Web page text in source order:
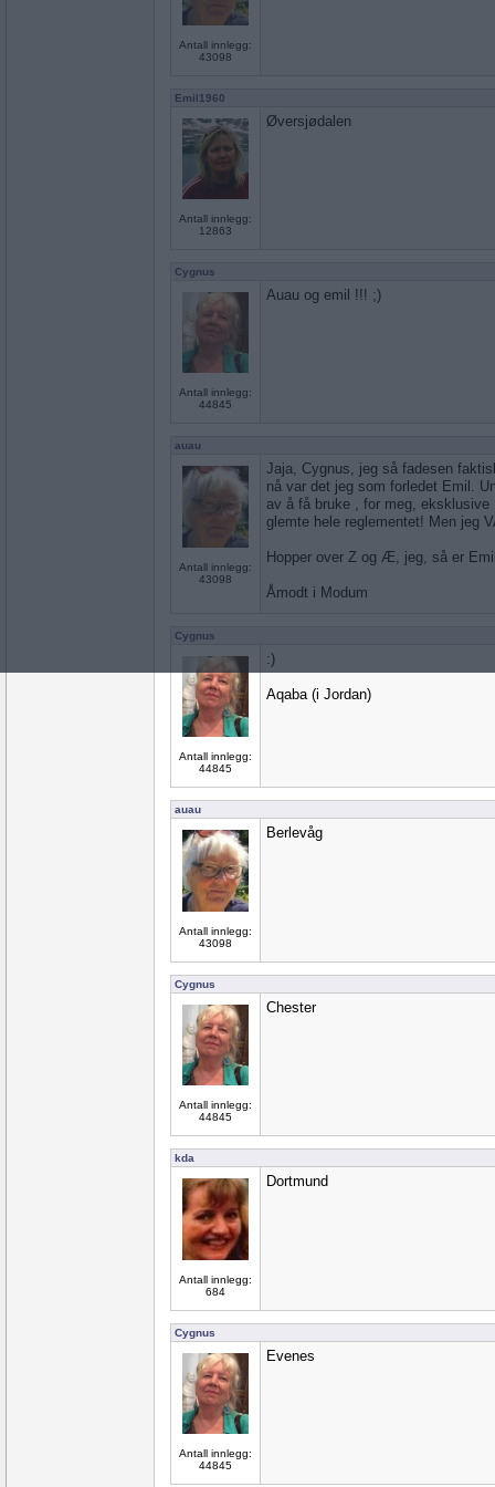
Antall innlegg:
43098
Emil1960
Antall innlegg:
12863
Øversjødalen
Cygnus
Antall innlegg:
44845
Auau og emil !!! ;)
auau
Antall innlegg:
43098
Jaja, Cygnus, jeg så fadesen
nå var det jeg som forledet Emil.
av å få bruke , for meg, eksklusive
glemte hele reglementet! Men jeg
Hopper over Z og Æ, jeg, så er
Åmodt i Modum
Cygnus
Antall innlegg:
44845
:)
Aqaba (i Jordan)
auau
Antall innlegg:
43098
Berlevåg
Cygnus
Antall innlegg:
44845
Chester
kda
Antall innlegg:
684
Dortmund
Cygnus
Antall innlegg:
44845
Evenes